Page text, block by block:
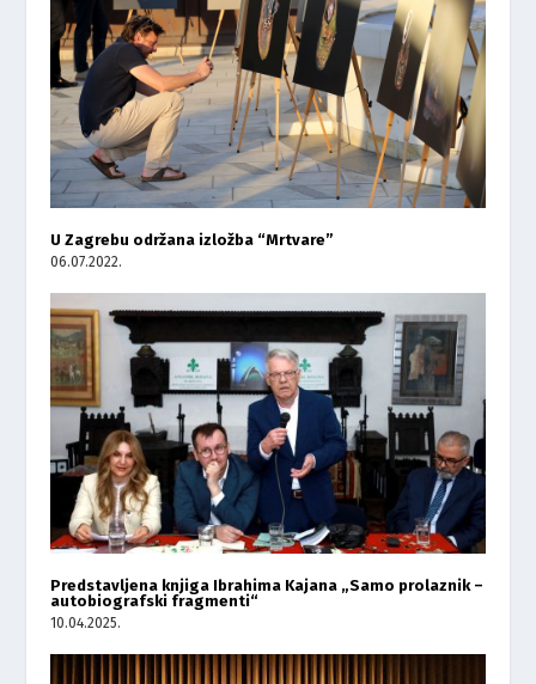
U Zagrebu održana izložba “Mrtvare”
06.07.2022.
Predstavljena knjiga Ibrahima Kajana „Samo prolaznik –
autobiografski fragmenti“
10.04.2025.